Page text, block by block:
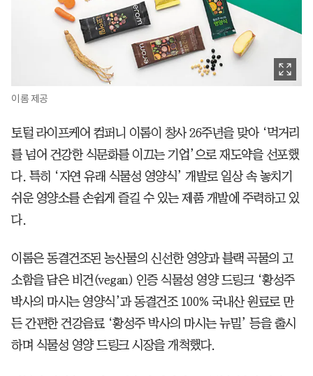
이롬 제공
토털 라이프케어 컴퍼니 이롬이 창사 26주년을 맞아 ‘먹거리
를 넘어 건강한 식문화를 이끄는 기업’으로 재도약을 선포했
다. 특히 ‘자연 유래 식물성 영양식’ 개발로 일상 속 놓치기
쉬운 영양소를 손쉽게 즐길 수 있는 제품 개발에 주력하고 있
다.
이롬은 동결건조된 농산물의 신선한 영양과 블랙 곡물의 고
소함을 담은 비건(vegan) 인증 식물성 영양 드링크 ‘황성주
박사의 마시는 영양식’과 동결건조 100% 국내산 원료로 만
든 간편한 건강음료 ‘황성주 박사의 마시는 뉴밀’ 등을 출시
하며 식물성 영양 드링크 시장을 개척했다.